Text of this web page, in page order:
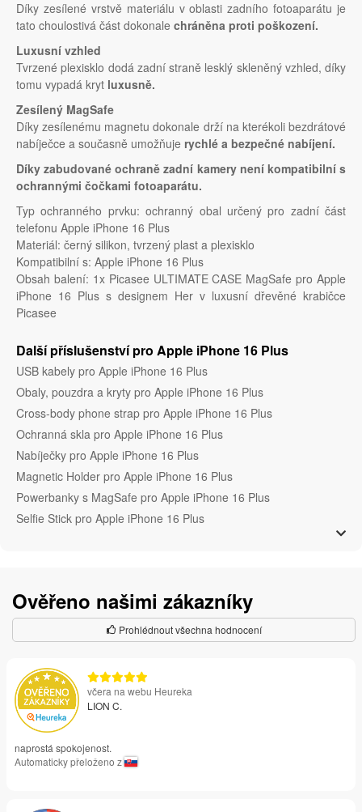
Díky zesílené vrstvě materiálu v oblasti zadního fotoaparátu je
tato choulostivá část dokonale chráněna proti poškození.
Luxusní vzhled
Tvrzené plexisklo dodá zadní straně lesklý skleněný vzhled, díky
tomu vypadá kryt luxusně.
Zesílený MagSafe
Díky zesílenému magnetu dokonale drží na kterékoli bezdrátové
nabíječce a současně umožňuje rychlé a bezpečné nabíjení.
Díky zabudované ochraně zadní kamery není kompatibilní s
ochrannými čočkami fotoaparátu.
Typ ochranného prvku: ochranný obal určený pro zadní část
telefonu Apple iPhone 16 Plus
Materiál: černý silikon, tvrzený plast a plexisklo
Kompatibilní s: Apple iPhone 16 Plus
Obsah balení: 1x Picasee ULTIMATE CASE MagSafe pro Apple
iPhone 16 Plus s designem Her v luxusní dřevěné krabičce
Picasee
Další příslušenství pro Apple iPhone 16 Plus
USB kabely pro Apple iPhone 16 Plus
Obaly, pouzdra a kryty pro Apple iPhone 16 Plus
Cross-body phone strap pro Apple iPhone 16 Plus
Ochranná skla pro Apple iPhone 16 Plus
Nabíječky pro Apple iPhone 16 Plus
Magnetic Holder pro Apple iPhone 16 Plus
Powerbanky s MagSafe pro Apple iPhone 16 Plus
Selfie Stick pro Apple iPhone 16 Plus
Ověřeno našimi zákazníky
Prohlédnout všechna hodnocení
včera na webu Heureka
LION C.
naprostá spokojenost.
Automaticky přeloženo z